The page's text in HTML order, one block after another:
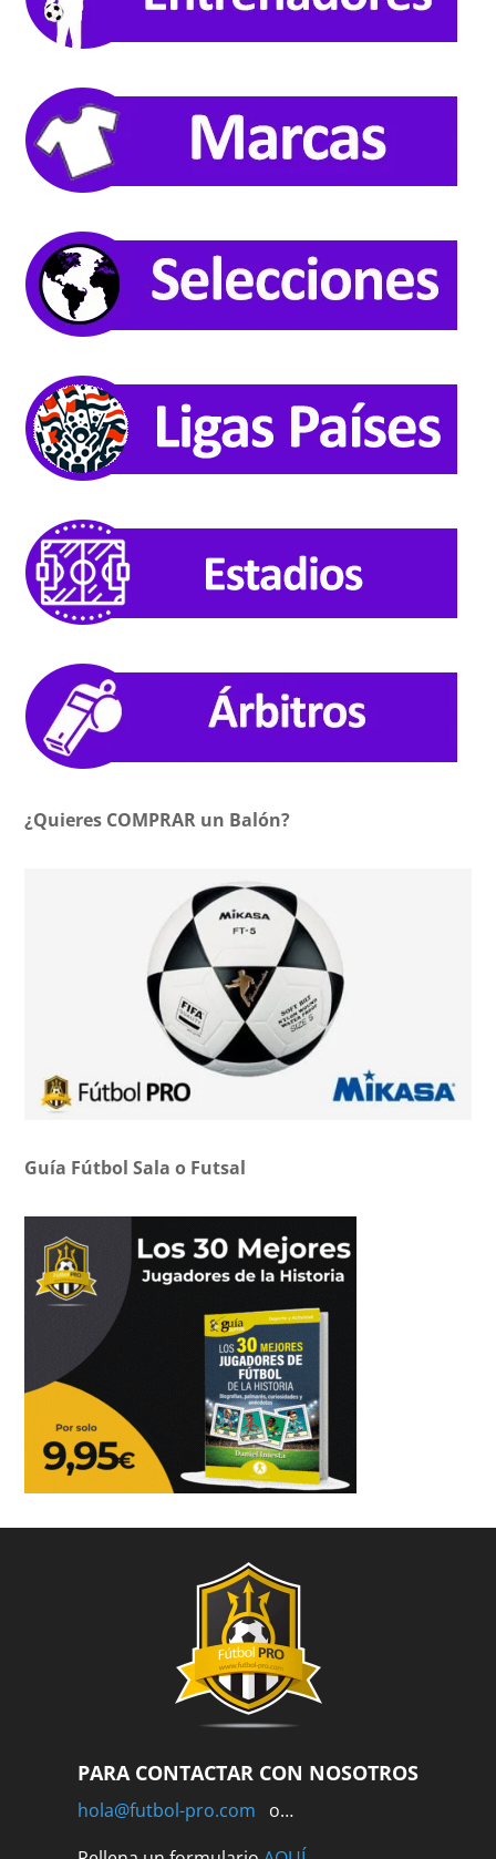
¿Quieres COMPRAR un Balón?
Guía Fútbol Sala o Futsal
PARA CONTACTAR CON NOSOTROS
hola@futbol-pro.com o…